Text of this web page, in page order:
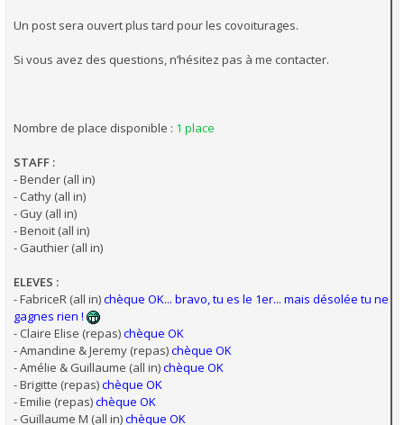
Un post sera ouvert plus tard pour les covoiturages.
Si vous avez des questions, n’hésitez pas à me contacter.
Nombre de place disponible : 1 place
STAFF :
- Bender (all in)
- Cathy (all in)
- Guy (all in)
- Benoit (all in)
- Gauthier (all in)
ELEVES :
- FabriceR (all in)chèque OK... bravo, tu es le 1er... mais désolée tu ne
gagnes rien !
- Claire Elise (repas)chèque OK
- Amandine & Jeremy (repas)chèque OK
- Amélie & Guillaume (all in)chèque OK
- Brigitte (repas)chèque OK
- Emilie (repas)chèque OK
- Guillaume M (all in)chèque OK